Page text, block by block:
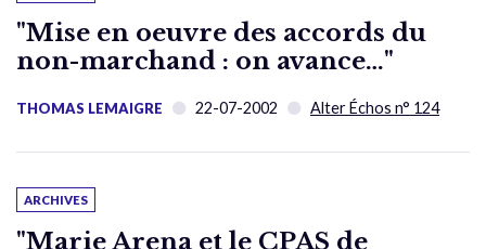
"Mise en oeuvre des accords du
non-marchand : on avance…"
THOMAS LEMAIGRE 22-07-2002 Alter Échos n° 124
ARCHIVES
"Marie Arena et le CPAS de